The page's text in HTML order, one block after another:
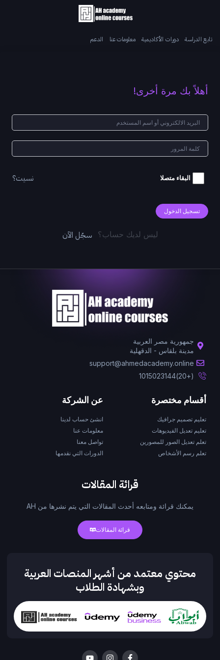
تابع الدراسة دورات الأكاديمية معلومات عنا الدعم
أهلاً بك مرة أخرى!
البقاء متصلا نسيت؟
تسجيل الدخول
ليس لديك حساب؟ سجّل الآن
جمهورية مصر العربية
مدينة بلقاس - الدقهلية
support@ahmedacademy.online
(+20)1015023144
أقسام مختصرة
تعليم تصميم جرافيك
تعليم تعديل الفيديوهات
تعلم تعديل الصور للمصورين
تعلم رسم الأشخاص
عن الشركة
انشئ حساب لدينا
معلومات عنا
تواصل معنا
الدورات التي نقدمها
قرائة المقالات
يمكنك قرائة ومتابعه أحدث المقالات التي يتم نشرها من AH
قرائة المقالات
محتوي معتمد من أشهر المنصات العربية
وبشهادة الطلاب